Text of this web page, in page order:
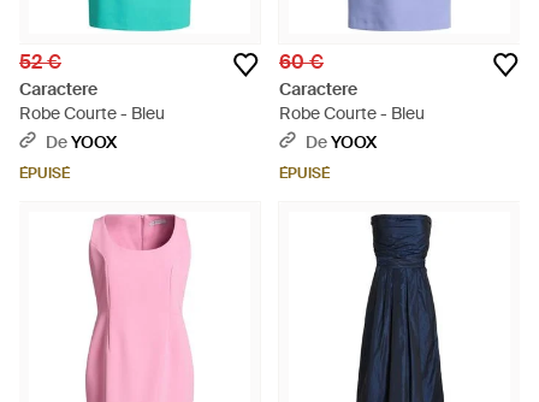
52 €
Caractere
Robe Courte - Bleu
DeYOOX
ÉPUISÉ
60 €
Caractere
Robe Courte - Bleu
DeYOOX
ÉPUISÉ